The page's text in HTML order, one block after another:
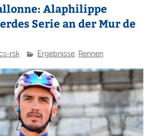
Alaphilippe
Serie an der Mur de
rsk Ergebnisse, Rennen